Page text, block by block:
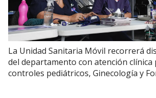
La Unidad Sanitaria Móvil recorrerá
del departamento con atención clínica
controles pediátricos, Ginecología y